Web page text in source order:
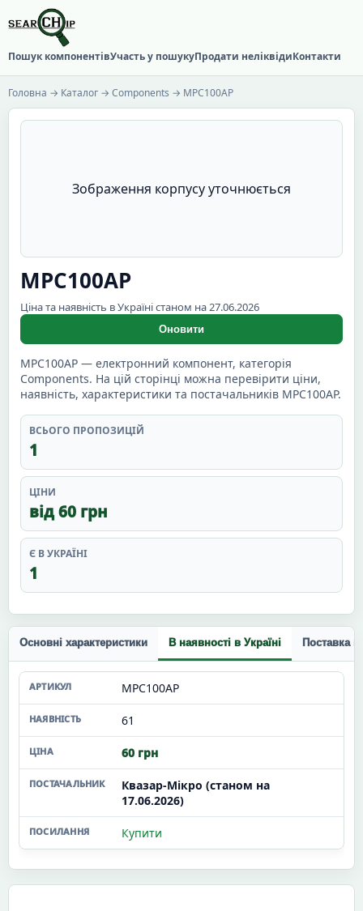
Пошук компонентівУчасть у пошукуПродати неліквідиКонтакти
Головна → Каталог → Components → MPC100AP
Зображення корпусу уточнюється
MPC100AP
Ціна та наявність в Україні станом на 27.06.2026
Оновити
MPC100AP — електронний компонент, категорія
Components. На цій сторінці можна перевірити ціни,
наявність, характеристики та постачальників MPC100AP.
ВСЬОГО ПРОПОЗИЦІЙ
1
ЦІНИ
від 60 грн
Є В УКРАЇНІ
1
Основні характеристики В наявності в Україні Поставка
MPC100AP
61
60 грн
Квазар-Мікро (станом на
17.06.2026)
Купити